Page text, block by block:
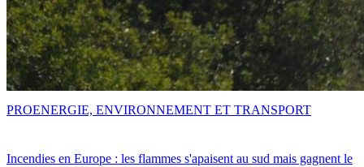
Incendies en Europe : les flammes s'apaisent au sud mais gagnent le
PROENERGIE, ENVIRONNEMENT ET TRANSPORT